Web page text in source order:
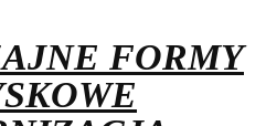
FORMY